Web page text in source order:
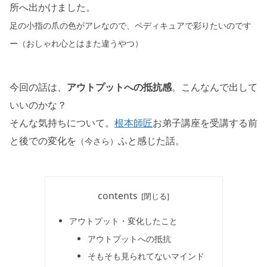
所へ出かけました。
足の小指の爪の色がアレなので、ペディキュアで彩りたいのです
ー（おしゃれ心とはまた違うやつ）
今回の話は、 アウトプットへの抵抗感。こんなんで出して
いいのかな？
そんな気持ちについて。 根本師匠お弟子講座を受講する前
と後での変化を （今さら） ふと感じた話。
contents
アウトプット・変化したこと
アウトプットへの抵抗
そもそも見られてないマインド